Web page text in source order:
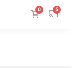
0 5